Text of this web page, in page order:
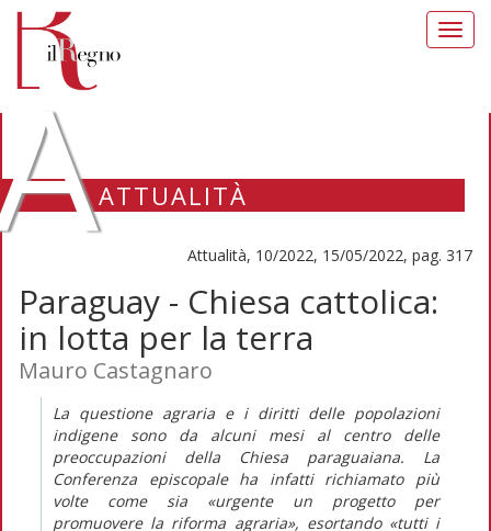
ATTUALITÀ
Attualità, 10/2022, 15/05/2022, pag. 317
Paraguay - Chiesa cattolica:
in lotta per la terra
Mauro Castagnaro
La questione agraria e i diritti delle popolazioni
indigene sono da alcuni mesi al centro delle
preoccupazioni della Chiesa paraguaiana. La
Conferenza episcopale ha infatti richiamato più
volte come sia «urgente un progetto per
promuovere la riforma agraria», esortando «tutti i